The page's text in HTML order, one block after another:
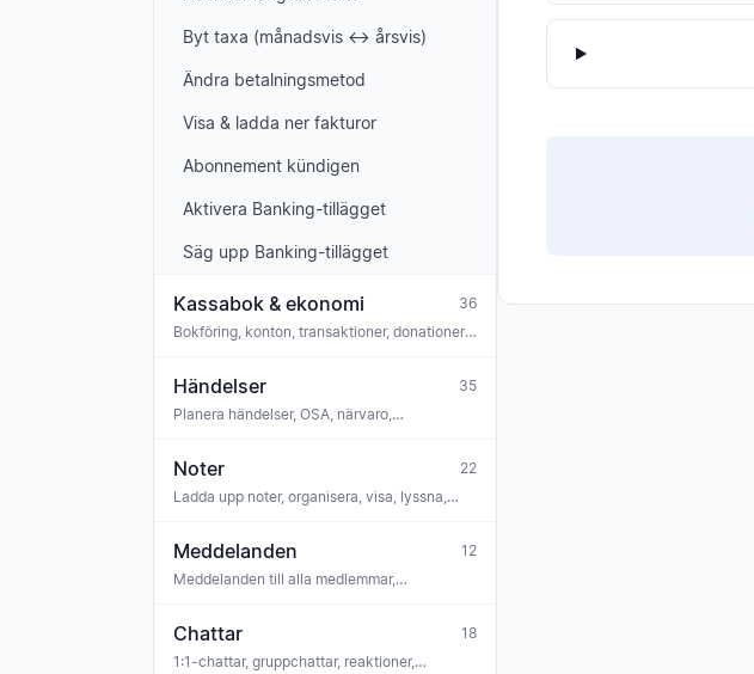
Byt taxa (månadsvis ↔ årsvis)
Ändra betalningsmetod
Visa & ladda ner fakturor
Abonnement kündigen
Aktivera Banking-tillägget
Säg upp Banking-tillägget
Kassabok & ekonomi
36
Bokföring, konton, transaktioner, donationer,
Händelser
35
Planera händelser, OSA, närvaro,
Noter
22
Ladda upp noter, organisera, visa, lyssna,
Meddelanden
12
Meddelanden till alla medlemmar,
Chattar
18
1:1-chattar, gruppchattar, reaktioner,